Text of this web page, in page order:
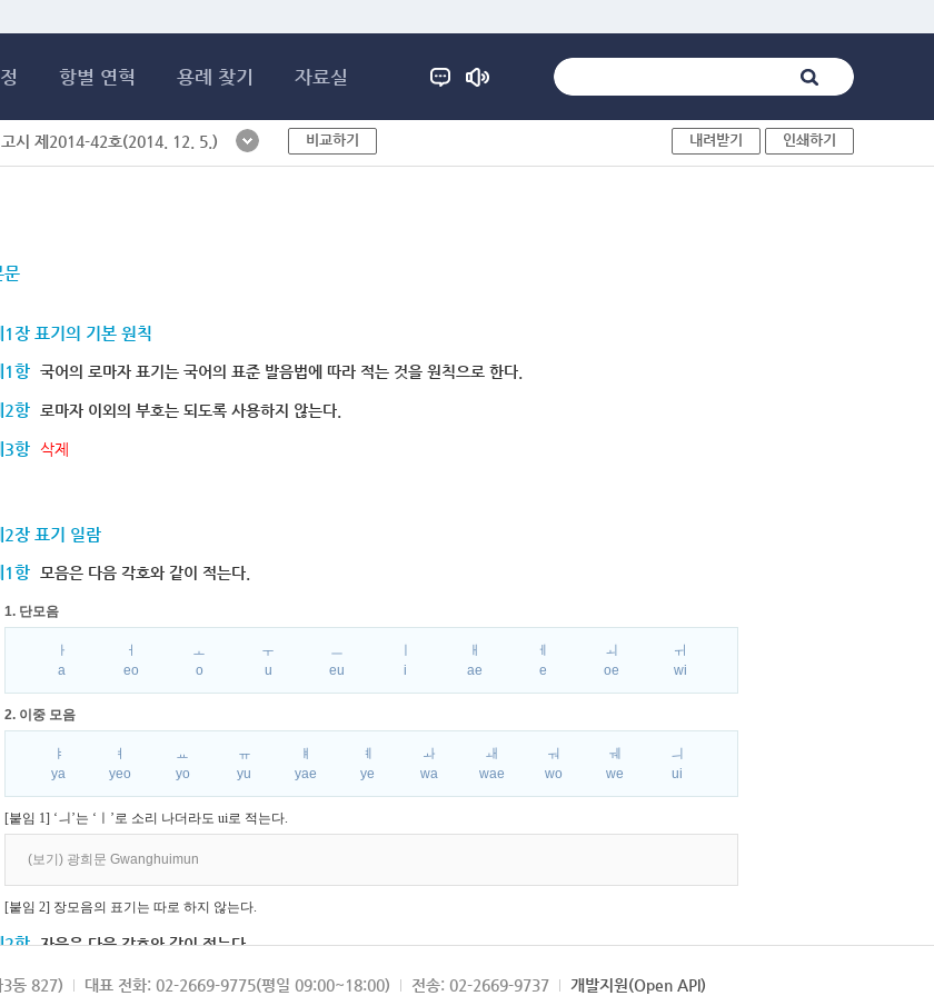
항별 연혁 용례 찾기 자료실
시 제2014-42호(2014. 12. 5.) 비교하기 내려받기 인쇄하기
문
1장 표기의 기본 원칙
1항 국어의 로마자 표기는 국어의 표준 발음법에 따라 적는 것을 원칙으로 한다.
2항 로마자 이외의 부호는 되도록 사용하지 않는다.
3항 삭제
2장 표기 일람
1항 모음은 다음 각호와 같이 적는다.
1. 단모음
ㅏ
a
ㅓ
eo
ㅗ
o
ㅜ
u
ㅡ
eu
i
ㅐ
ae
ㅔ
e
ㅚ
oe
ㅟ
wi
2. 이중 모음
ㅑ
ya
ㅕ
yeo
ㅛ
yo
ㅠ
yu
ㅒ
yae
ㅖ
ye
ㅘ
wa
ㅙ
wae
ㅝ
wo
ㅞ
we
ㅢ
ui
[붙임 1] ‘ㅢ’는 ‘ㅣ’로 소리 나더라도 ui로 적는다.
(보기) 광희문 Gwanghuimun
[붙임 2] 장모음의 표기는 따로 하지 않는다.
2항 자음은 다음 각호와 같이 적는다.
1. 파열음
3동 827) 대표 전화: 02-2669-9775(평일 09:00~18:00) 전송: 02-2669-9737 개발지원(Open API)